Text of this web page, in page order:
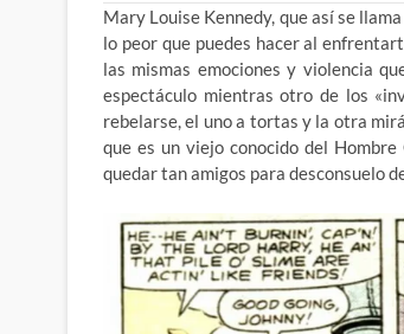
Mary Louise Kennedy, que así se
lo peor que puedes hacer al
las mismas emociones y violencia
espectáculo mientras otro de los
rebelarse, el uno a tortas y la otra
que es un viejo conocido del
quedar tan amigos para desconsuelo